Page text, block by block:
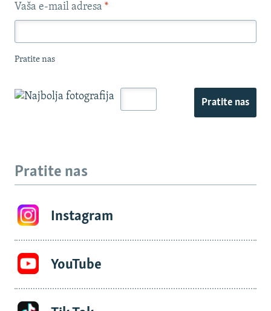
Vaša e-mail adresa *
Pratite nas
Pratite nas
Pratite nas
Instagram
YouTube